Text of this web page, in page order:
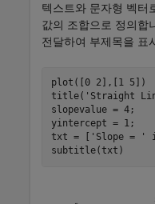
텍스트와 문자형 벡터
값의 조합으로 정의합
전달하여 부제목을 표
plot([0 2],[1 5])
title( 'Straight
slopevalue = 4;
yintercept = 1;
txt = [
'Slope = '
subtitle(txt)